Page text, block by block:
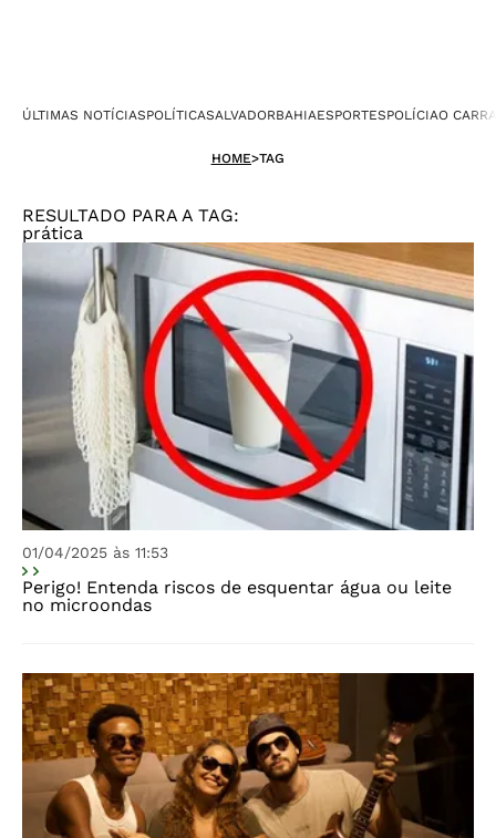
ÚLTIMAS NOTÍCIASPOLÍTICASALVADORBAHIAESPORTESPOLÍCIAO
HOME>TAG
RESULTADO PARA A TAG:
prática
01/04/2025 às 11:53
Perigo! Entenda riscos de esquentar água ou leite
no microondas